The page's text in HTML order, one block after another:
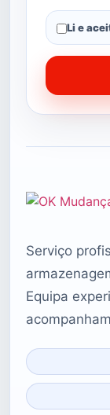
Li e
Serviço
Equipa